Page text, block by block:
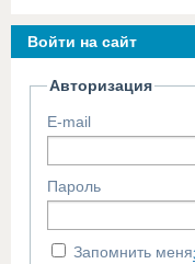
Войти на сайт
Авторизация
E-mail
Пароль
Запомнить меня